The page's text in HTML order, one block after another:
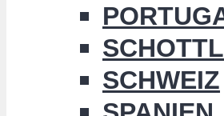
SCHWEIZ